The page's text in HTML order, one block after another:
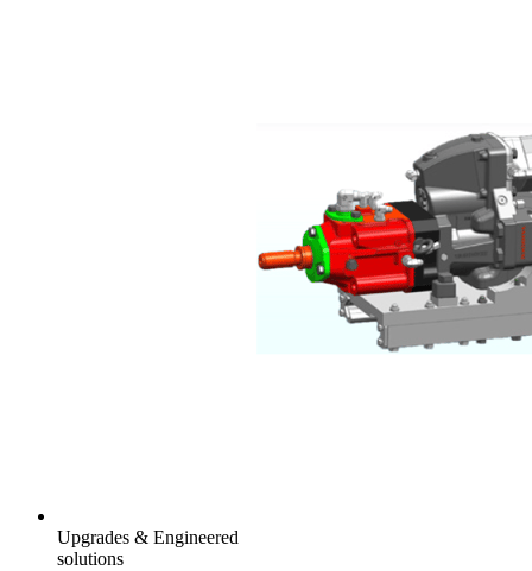
Upgrades & Engineered
solutions